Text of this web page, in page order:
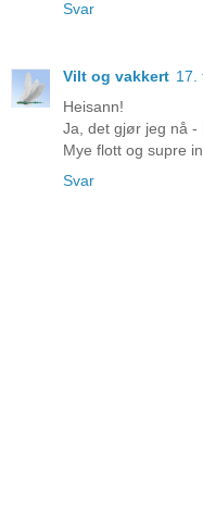
Svar
Vilt og vakkert 17.
Heisann!
Ja, det gjør jeg nå -
Mye flott og supre
Svar